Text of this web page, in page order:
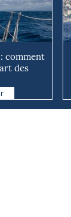
comment
des